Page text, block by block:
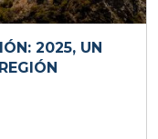
2025, UN